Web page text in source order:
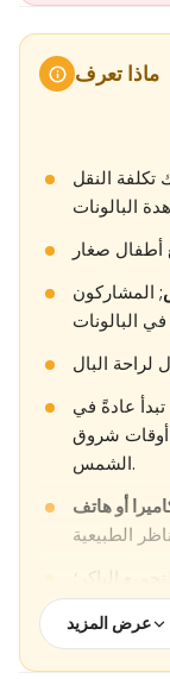
ماذا تعرف
تكلفة النقل
; المشاركون
عادةً في
أوقات شروق
الشمس.
أو هاتف
الباكر؛
عرض المزيد